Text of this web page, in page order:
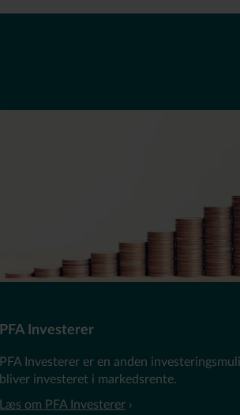
PFA Investerer
PFA Investerer er en anden
bliver investeret i markedsrente.
Læs om PFA Investerer